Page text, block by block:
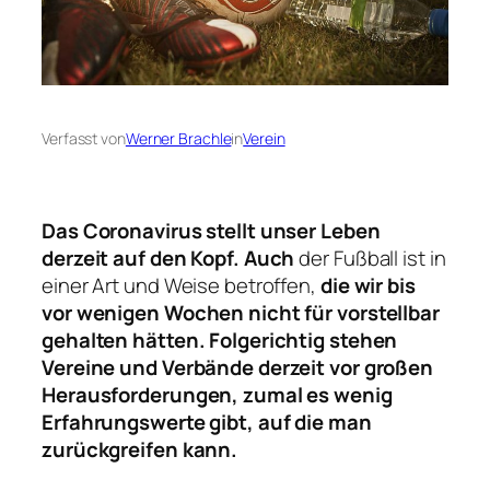
Verfasst vonWerner BrachleinVerein
Das Coronavirus stellt unser Leben
derzeit auf den Kopf. Auchder Fußball ist in
einer Art und Weise betroffen, die wir bis
vor wenigen Wochen nicht für vorstellbar
gehalten hätten. Folgerichtig stehen
Vereine und Verbände derzeit vor großen
Herausforderungen, zumal es wenig
Erfahrungswerte gibt, auf die man
zurückgreifen kann.